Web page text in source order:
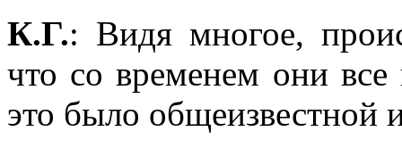
К.Г.: Видя многое,
что со временем они
это было общеизвестной